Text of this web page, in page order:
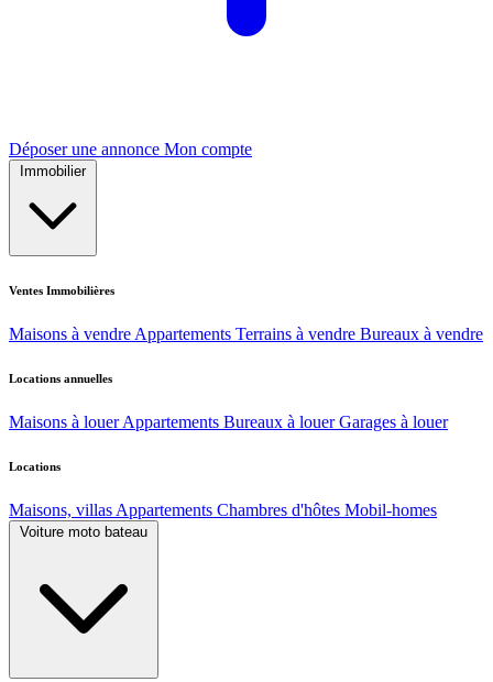
Déposer une annonce Mon compte
Immobilier
Ventes Immobilières
Maisons à vendre Appartements Terrains à vendre Bureaux à vendre
Locations annuelles
Maisons à louer Appartements Bureaux à louer Garages à louer
Locations
Maisons, villas Appartements Chambres d'hôtes Mobil-homes
Voiture moto bateau